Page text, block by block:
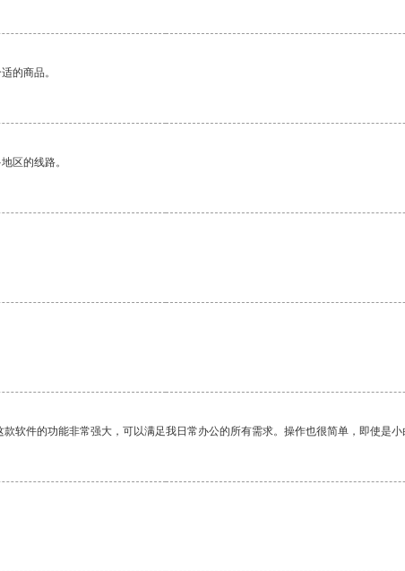
的商品。
区的线路。
软件的功能非常强大，可以满足我日常办公的所有需求。操作也很简单，即使是小